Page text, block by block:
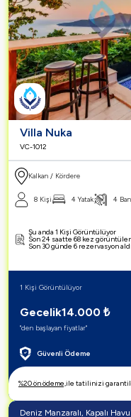
Villa Nuka
VC-1012
Kalkan / Kördere
8 Kişi 4 Yatak 4
Şu anda 1 Kişi Görüntülüyor
Son 24 saatte 68 kez
Son 30 günde 6 rezervasyon aldı
Güvenli Ödeme
Gecelik14.000 ₺
"den başlayan fiyatlar"
1 Kişi Görüntülüyor
%20 ön ödeme,ile tatilinizi
Deniz Manzaralı, Kapalı